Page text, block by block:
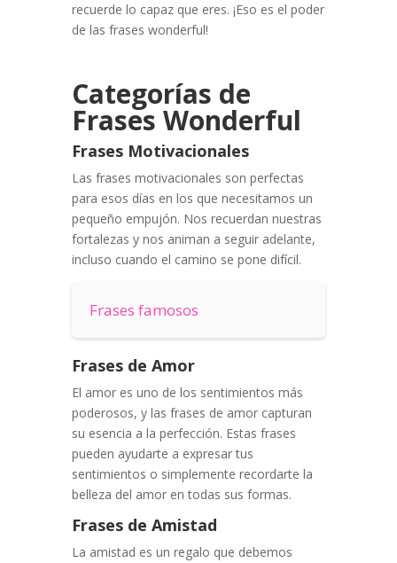
recuerde lo capaz que eres. ¡Eso es el poder
de las frases wonderful!
Categorías de
Frases Wonderful
Frases Motivacionales
Las frases motivacionales son perfectas
para esos días en los que necesitamos un
pequeño empujón. Nos recuerdan nuestras
fortalezas y nos animan a seguir adelante,
incluso cuando el camino se pone difícil.
Frases famosos
Frases de Amor
El amor es uno de los sentimientos más
poderosos, y las frases de amor capturan
su esencia a la perfección. Estas frases
pueden ayudarte a expresar tus
sentimientos o simplemente recordarte la
belleza del amor en todas sus formas.
Frases de Amistad
La amistad es un regalo que debemos